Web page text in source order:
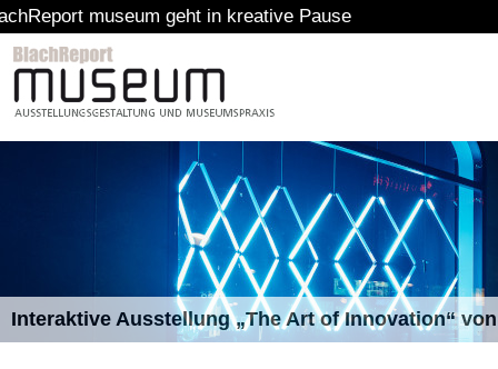
geht in kreative Pause
Interaktive Ausstellung „The Art of Innovation“